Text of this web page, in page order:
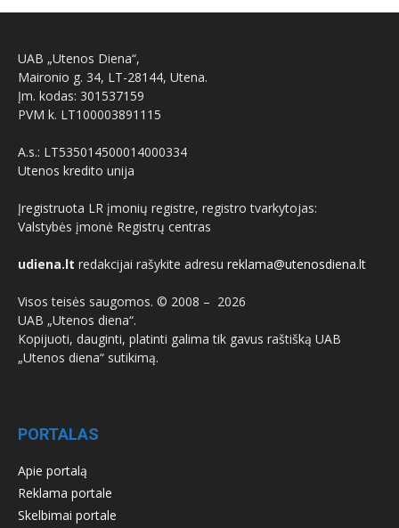
UAB „Utenos Diena“,
Maironio g. 34, LT-28144, Utena.
Įm. kodas: 301537159
PVM k. LT100003891115
A.s.: LT535014500014000334
Utenos kredito unija
Įregistruota LR įmonių registre, registro tvarkytojas:
Valstybės įmonė Registrų centras
udiena.lt redakcijai rašykite adresu reklama@utenosdiena.lt
Visos teisės saugomos. © 2008 – 2026
UAB „Utenos diena“.
Kopijuoti, dauginti, platinti galima tik gavus raštišką UAB
„Utenos diena“ sutikimą.
PORTALAS
Apie portalą
Reklama portale
Skelbimai portale